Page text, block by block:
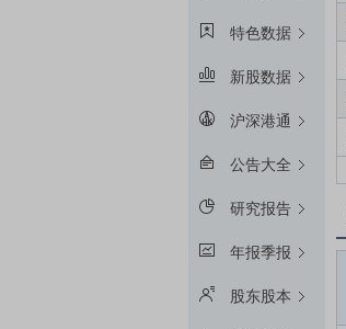
特色数据
新股数据
沪深港通
公告大全
研究报告
年报季报
股东股本